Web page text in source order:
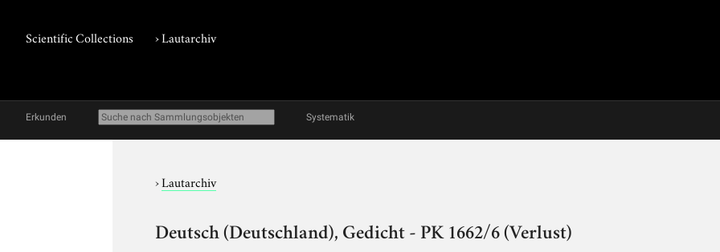
Scientific Collections ›Lautarchiv
Erkunden Systematik
›Lautarchiv
Deutsch (Deutschland), Gedicht - PK 1662/6 (Verlust)